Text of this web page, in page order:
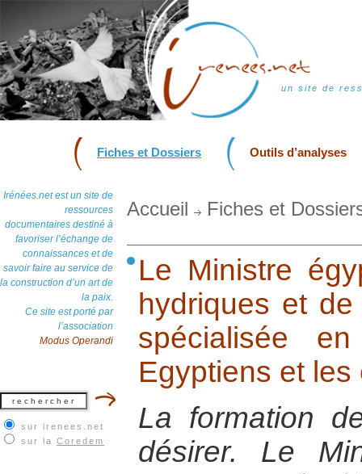
un site de
Fiches et Dossiers Outils d’analyses
Irénées.net est un site de
ressources
documentaires destiné à
favoriser l’échange de
connaissances et de
savoir faire au service de
la construction d’un art de
la paix.
Ce site est porté par
l’association
Modus Operandi
sur irenees.net
sur la Coredem
Accueil Fiches et
Le Ministre
hydriques et de
spécialisée
Egyptiens et les
La formation
désirer. Le